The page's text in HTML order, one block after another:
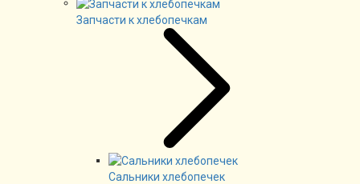
Запчасти к хлебопечкам
Сальники хлебопечек